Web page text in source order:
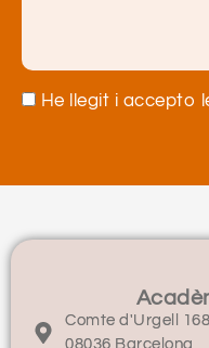
He llegit i accepto
Comte d'Urgell
08036 Barcelona